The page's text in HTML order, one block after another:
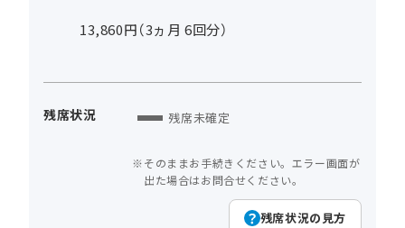
13,860円（3ヵ月 6回分）
残席状況 残席未確定
そのままお手続きください。エラー画面が
出た場合はお問合せください。
残席状況の見方